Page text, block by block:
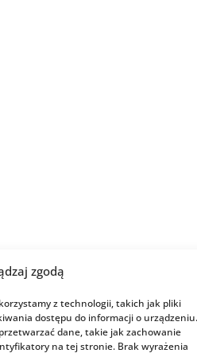
zgodą
z technologii, takich jak pliki
dostępu do informacji o urządzeniu.
dane, takie jak zachowanie
na tej stronie. Brak wyrażenia